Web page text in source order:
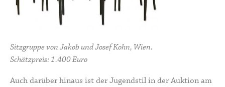
Sitzgruppe von Jakob und Josef Kohn, Wien.
Schätzpreis: 1.400 Euro
Auch darüber hinaus ist der Jugendstil in der Auktion am